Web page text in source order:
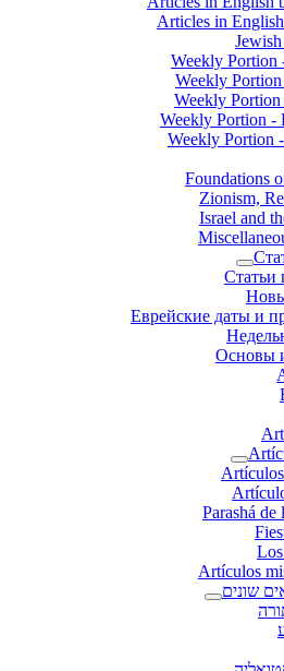
Articles in
Weekly Portion
Weekly
Weekly
Weekly Portion -
Weekly Portion
Foundations
Zionism,
Israel and
Статьи
Еврейские даты и
Основы
Parashá de
Artículos
שונים